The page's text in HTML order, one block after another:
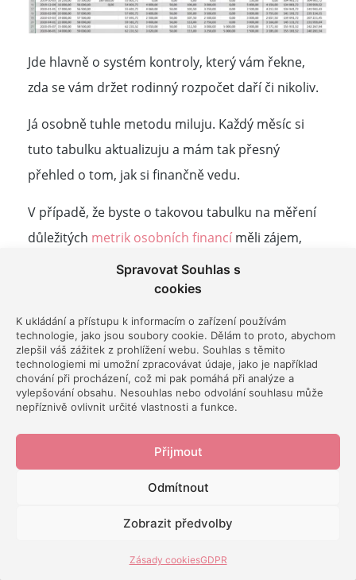
Spravovat Souhlas s
cookies
K ukládání a přístupu k informacím o zařízení používám
technologie, jako jsou soubory cookie. Dělám to proto, abychom
zlepšil váš zážitek z prohlížení webu. Souhlas s těmito
technologiemi mi umožní zpracovávat údaje, jako je například
chování při procházení, což mi pak pomáhá při analýze a
vylepšování obsahu. Nesouhlas nebo odvolání souhlasu může
nepříznivě ovlivnit určité vlastnosti a funkce.
Přijmout
Odmítnout
Zobrazit předvolby
Zásady cookiesGDPR
Jde hlavně o systém kontroly, který vám řekne,
zda se vám držet rodinný rozpočet daří či nikoliv.
Já osobně tuhle metodu miluju. Každý měsíc si
tuto tabulku aktualizuju a mám tak přesný
přehled o tom, jak si finančně vedu.
V případě, že byste o takovou tabulku na měření
důležitých metrik osobních financíměli zájem,
tento odkaz! Předplatitelé na
mají šablonu s 90% slevou.
Výhody
Každý finanční plán by měl mít za cíl budovat
jmění. Ne proto, abyste nutně skončili jako
milionáři, ale proto, že vám to výrazně usnadní
život a připraví vás na důchod, který jednoho dne
Tím, že pravidelně sledujete, kolik máte peněz, si
jste. A když máte čísla, můžete si spočítat třeba i